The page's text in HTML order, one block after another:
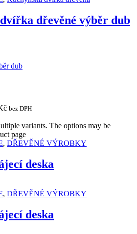
dřevěné výběr dub
dub
bez DPH
variants. The options may be
page
, DŘEVĚNÉ VÝROBKY
deska
, DŘEVĚNÉ VÝROBKY
deska